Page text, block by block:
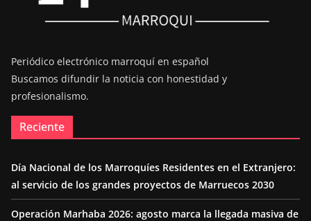
Periódico electrónico marroquí en español
Buscamos difundir la noticia con honestidad y
profesionalismo.
Reciente
Día Nacional de los Marroquíes Residentes en el Extranjero:
al servicio de los grandes proyectos de Marruecos 2030
Operación Marhaba 2026: agosto marca la llegada masiva de